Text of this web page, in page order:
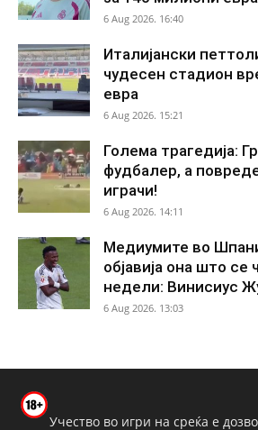
6 Aug 2026. 16:40
Италијански
чудесен стадион
евра
6 Aug 2026. 15:21
Голема трагедија:
фудбалер, а
играчи!
6 Aug 2026. 14:11
Медиумите во
објавија она што се
недели: Винисиус
6 Aug 2026. 13:03
Учество во игри на среќа е